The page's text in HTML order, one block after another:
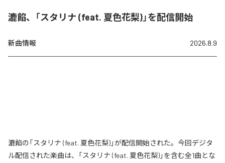
漉餡、「スタリナ (feat. 夏色花梨)」を配信開始
新曲情報 2026.8.9
漉餡の「スタリナ (feat. 夏色花梨)」が配信開始された。今回デジタ
ル配信された楽曲は、「スタリナ (feat. 夏色花梨)」を含む全1曲とな